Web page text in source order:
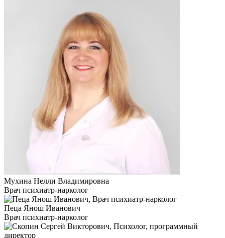
Мухина Нелли Владимировна
Врач психиатр-нарколог
Пеца Янош Иванович
Врач психиатр-нарколог